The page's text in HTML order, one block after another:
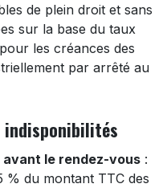
de plein droit et sans
sur la base du taux
les créances des
par arrêté au
avant le rendez-vous :
% du montant TTC des